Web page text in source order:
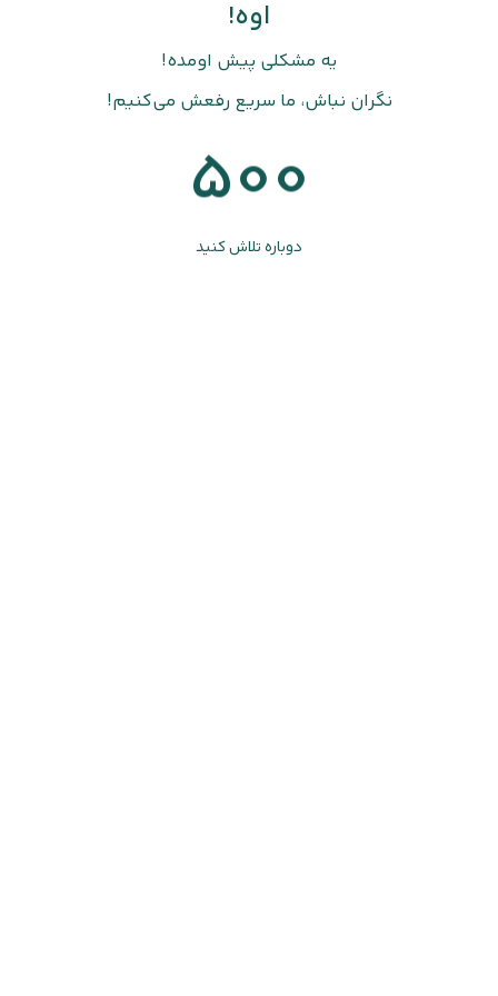
اوه!
یه مشکلی پیش اومده!
نگران نباش، ما سریع رفعش می‌کنیم!
500
دوباره تلاش کنید